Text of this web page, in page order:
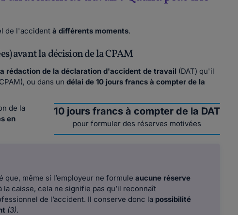
de l'accidentà différents moments.
avant la décision de la CPAM
rédaction de la déclaration d'accident de travail (DAT) qu'il
ou dans undélai de 10 jours francs à compter de la
10 jours francs à compter de la DAT
pour formuler des réserves motivées
de la
en
que, même si l’employeur ne formule aucune réserve
la caisse, cela ne signifie pas qu’il reconnaît
de l’accident. Il conserve donc la possibilité
(3).